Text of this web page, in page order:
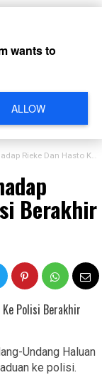
Hasto Ke Polisi Berakhir Dumas
Berakhir
Undang Haluan
ke polisi.
wants to
ALLOW